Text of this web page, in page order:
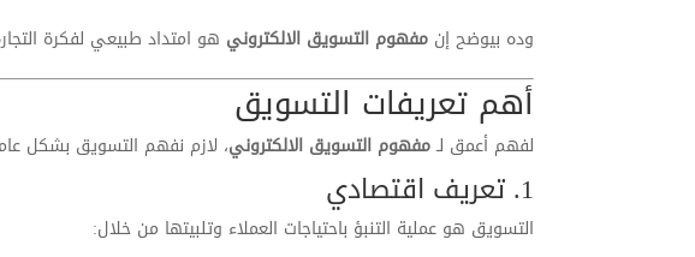
وده بيوضح إنمفهوم التسويق الالكتروني هو امتداد طبيعي لفكرة
أهم تعريفات التسويق
لفهم أعمق لـمفهوم التسويق الالكتروني، لازم نفهم التسويق بشكل
1. تعريف اقتصادي
التسويق هو عملية التنبؤ باحتياجات العملاء وتلبيتها من خلال: